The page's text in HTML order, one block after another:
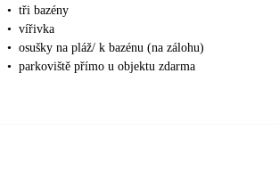
• tři bazény
• vířivka
• osušky na pláž/ k bazénu (na zálohu)
• parkoviště přímo u objektu zdarma